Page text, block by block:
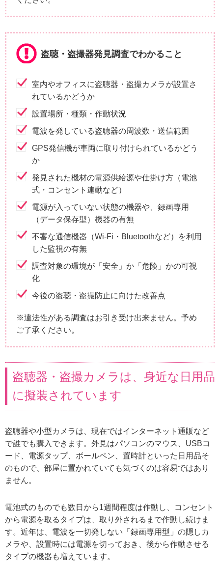
盗聴・盗撮器発見調査でわかること
室内やオフィスに盗聴器・盗撮カメラが設置さ
れているかどうか
設置場所・種類・作動状況
電波を発している盗聴器の周波数・送信範囲
GPS発信機が車両に取り付けられているかどう
か
発見された機材の電源供給源や仕掛け方（電池
式・コンセント連動など）
電源が入っていない状態の機器や、録画専用
（データ保存型）機器の有無
不審な通信機器（Wi-Fi・Bluetoothなど）を利用
した監視の有無
調査対象の環境が「安全」か「危険」かの可視
化
今後の盗聴・盗撮防止に向けた改善点
※違法性がある調査はお引き受け出来ません。予め
ご了承ください。
盗聴器・盗撮カメラは、身近な日用品
に擬装されています
盗聴器や小型カメラは、現在ではインターネット通販など
で誰でも購入できます。外見はパソコンのマウス、USBコ
ード、電源タップ、ボールペン、置時計といった日用品そ
のもので、部屋に置かれていても気づくのは容易ではあり
ません。
電池式のものでも数日から1週間程度は作動し、コンセント
から電源を取るタイプは、取り外されるまで作動し続けま
す。近年は、電波を一切発しない「録画専用型」の隠しカ
メラや、設置時には電源を切っておき、後から作動させる
タイプの機器も増えています。